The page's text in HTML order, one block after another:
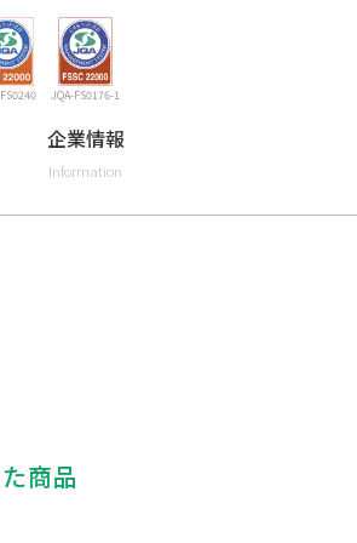
JQA-FS0176-1
企業情報
Information
商品